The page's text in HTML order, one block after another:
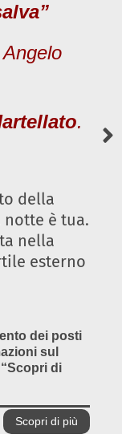
.
della
notte è tua.
nella
esterno
dei posti
sul
di
Scopri di più